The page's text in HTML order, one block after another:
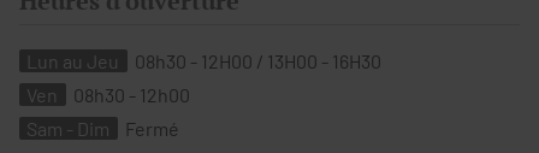
Lun au Jeu
08h30 - 12H00 / 13H00 - 16H30
Ven
08h30 - 12h00
Sam - Dim
Fermé